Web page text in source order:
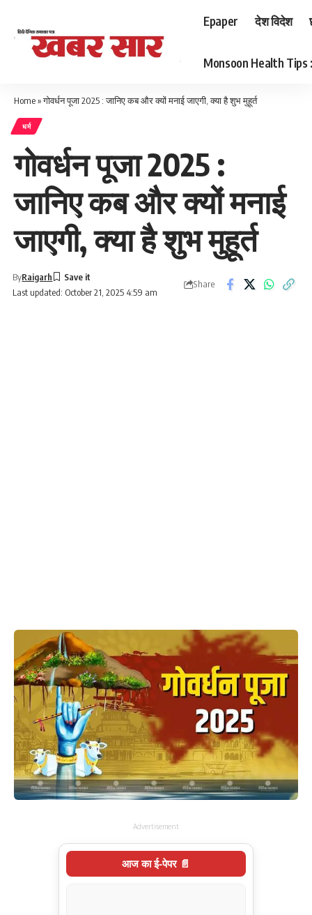
Epaper देश विदेश
Monsoon Health Tips :
Home»गोवर्धन पूजा 2025 : जानिए कब और क्यों मनाई जाएगी, क्या है शुभ मुहूर्त
धर्म
गोवर्धन पूजा 2025 :
जानिए कब और क्यों मनाई
जाएगी, क्या है शुभ मुहूर्त
Last updated: October 21, 2025 4:59 am
ByRaigarh
Share
Advertisement
आज का ई-पेपर 📄